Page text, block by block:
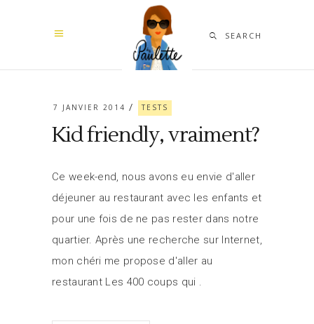
SEARCH
7 JANVIER 2014 TESTS
Kid friendly, vraiment?
Ce week-end, nous avons eu envie d'aller
déjeuner au restaurant avec les enfants et
pour une fois de ne pas rester dans notre
quartier. Après une recherche sur Internet,
mon chéri me propose d'aller au
restaurant Les 400 coups qui